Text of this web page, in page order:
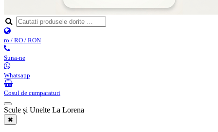
ro / RO / RON
Suna-ne
Whatsapp
Cosul de cumparaturi
Scule și Unelte La Lorena